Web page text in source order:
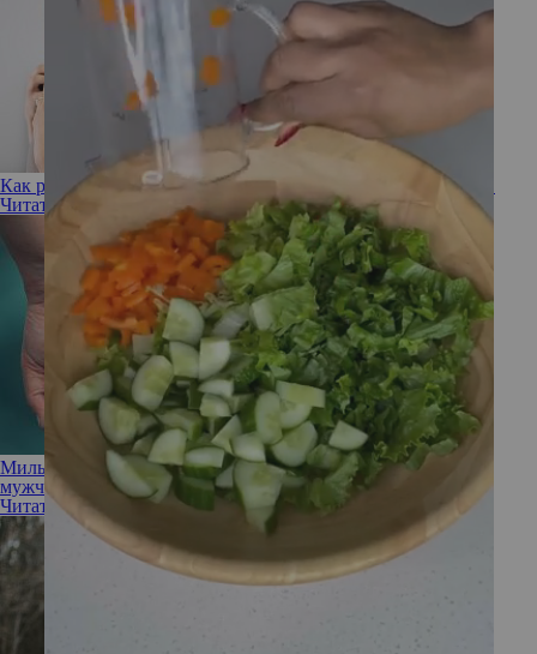
Как распознать скрытую зависть друга: 5 верных признаков
Читать полностью
Милый друг: существует ли на самом деле дружба между
мужчиной и женщиной
Читать полностью